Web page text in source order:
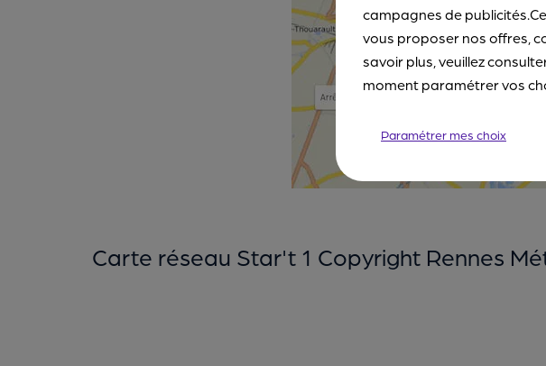
Carte réseau Star't 1 Copyright Rennes
campagnes de
vous proposer nos offres,
savoir plus, veuillez
moment paramétrer vos
Paramétrer mes choix